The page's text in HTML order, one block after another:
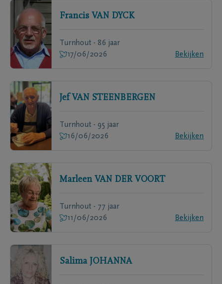
Francis VAN DYCK
Turnhout - 86 jaar
17/06/2026
Bekijken
Jef VAN STEENBERGEN
Turnhout - 95 jaar
16/06/2026
Bekijken
Marleen VAN DER VOORT
Turnhout - 77 jaar
11/06/2026
Bekijken
Salima JOHANNA